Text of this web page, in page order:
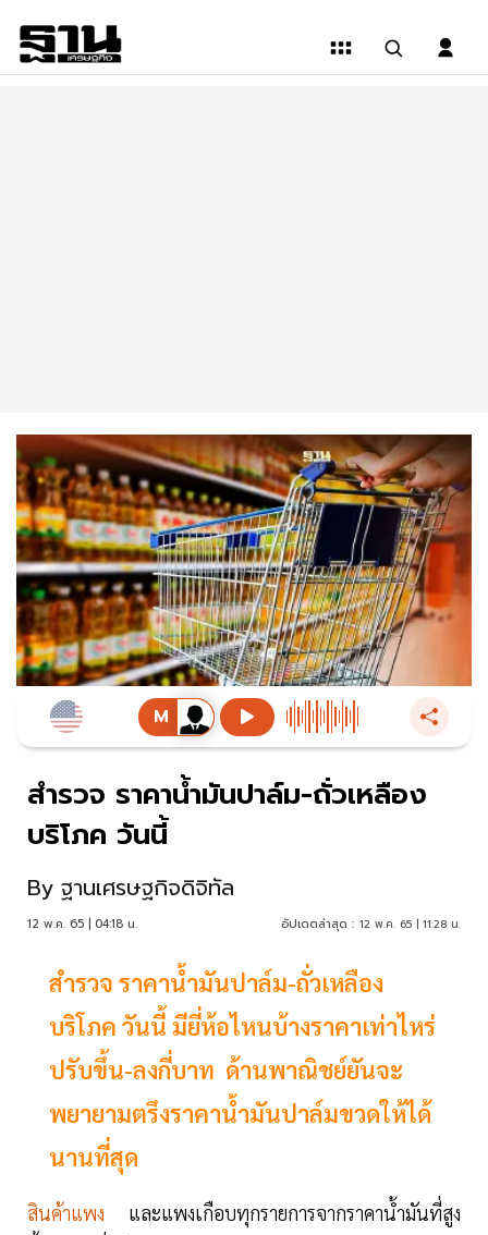
สำรวจ ราคาน้ำมันปาล์ม-ถั่วเหลือง
บริโภค วันนี้
By ฐานเศรษฐกิจดิจิทัล
12 พ.ค. 65 | 04:18 น. อัปเดตล่าสุด : 12 พ.ค. 65 | 11:28 น.
สำรวจ ราคาน้ำมันปาล์ม-ถั่วเหลือง
บริโภค วันนี้ มียี่ห้อไหนบ้างราคาเท่าไหร่
ปรับขึ้น-ลงกี่บาท ด้านพาณิชย์ยันจะ
พยายามตรึงราคาน้ำมันปาล์มขวดให้ได้
นานที่สุด
สินค้าแพง และแพงเกือบทุกรายการจากราคาน้ำมันที่สูง